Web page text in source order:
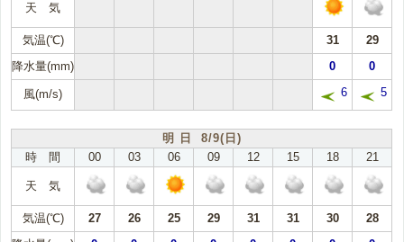
天 気
気温(℃) 31
29
降水量(mm)
0 0
風(m/s) 6 5
明 日 8/9(日)
時 間
00 03 06 09 12 15 18 21
天 気
気温(℃) 27 26 25 29 31 31 30
28